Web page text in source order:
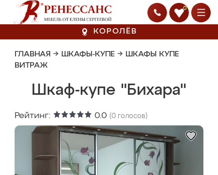
0
КОРОЛЁВ
ГЛАВНАЯ → ШКАФЫ-КУПЕ → ШКАФЫ КУПЕ
ВИТРАЖ
Шкаф-купе "Бихара"
Рейтинг: 0.0 (0 голосов)